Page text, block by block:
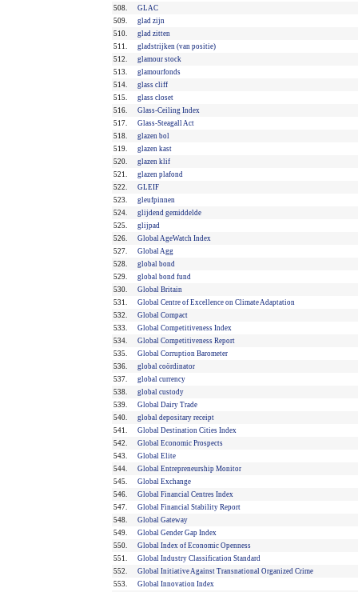
508.
GLAC
509.
glad zijn
510.
glad zitten
511.
gladstrijken (van positie)
512.
glamour stock
513.
glamourfonds
514.
glass cliff
515.
glass closet
516.
Glass-Ceiling Index
517.
Glass-Steagall Act
518.
glazen bol
519.
glazen kast
520.
glazen klif
521.
glazen plafond
522.
GLEIF
523.
gleufpinnen
524.
glijdend gemiddelde
525.
glijpad
526.
Global AgeWatch Index
527.
Global Agg
528.
global bond
529.
global bond fund
530.
Global Britain
531.
Global Centre of Excellence on Climate Adaptation
532.
Global Compact
533.
Global Competitiveness Index
534.
Global Competitiveness Report
535.
Global Corruption Barometer
536.
global coördinator
537.
global currency
538.
global custody
539.
Global Dairy Trade
540.
global depositary receipt
541.
Global Destination Cities Index
542.
Global Economic Prospects
543.
Global Elite
544.
Global Entrepreneurship Monitor
545.
Global Exchange
546.
Global Financial Centres Index
547.
Global Financial Stability Report
548.
Global Gateway
549.
Global Gender Gap Index
550.
Global Index of Economic Openness
551.
Global Industry Classification Standard
552.
Global Initiative Against Transnational Organized Crime
553.
Global Innovation Index